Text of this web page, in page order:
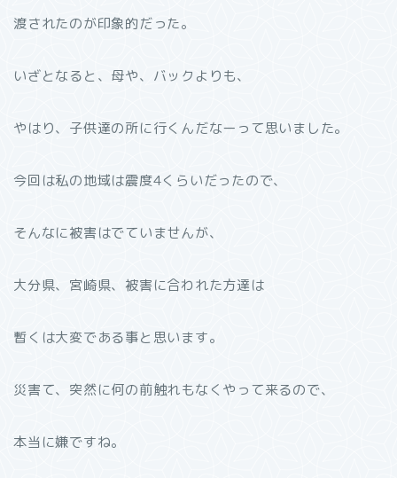
渡されたのが印象的だった。
いざとなると、母や、バックよりも、
やはり、子供達の所に行くんだなーって思いました。
今回は私の地域は震度4くらいだったので、
そんなに被害はでていませんが、
大分県、宮崎県、被害に合われた方達は
暫くは大変である事と思います。
災害て、突然に何の前触れもなくやって来るので、
本当に嫌ですね。